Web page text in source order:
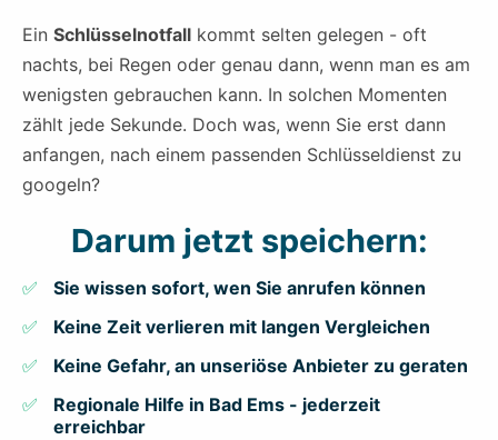
Ein Schlüsselnotfall kommt selten gelegen - oft
nachts, bei Regen oder genau dann, wenn man es am
wenigsten gebrauchen kann. In solchen Momenten
zählt jede Sekunde. Doch was, wenn Sie erst dann
anfangen, nach einem passenden Schlüsseldienst zu
googeln?
Darum jetzt speichern:
Sie wissen sofort, wen Sie anrufen können
Keine Zeit verlieren mit langen Vergleichen
Keine Gefahr, an unseriöse Anbieter zu geraten
Regionale Hilfe in Bad Ems - jederzeit
erreichbar